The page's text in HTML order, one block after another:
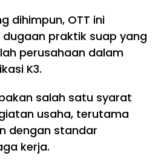
dihimpun, OTT ini
praktik suap yang
perusahaan dalam
K3.
salah satu syarat
usaha, terutama
dengan standar
kerja.